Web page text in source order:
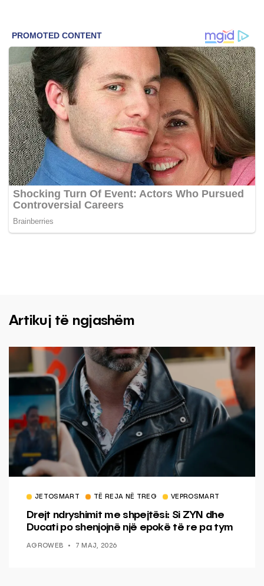
Artikuj të ngjashëm
JETOSMART TË REJA NË TREG VEPROSMART
Drejt ndryshimit me shpejtësi: Si ZYN dhe
Ducati po shenjojnë një epokë të re pa tym
AGROWEB 7 MAJ, 2026